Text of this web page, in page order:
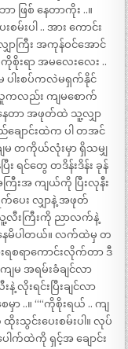
ဖြစ် နေတာကိုး ..။
စမ်းပါ .. အား ကောင်း
ာကြီး အကုန်ဝင်အောင်
ကိုစိုးရာ အမလေးလေး ..
ပါးစပ်ကလဲမရှက်နိုင်
ကလည်း ကျမစောက်
နေတာ အဖုတ်ထဲ သူ့လျှာ
ျောင်းထဲက ပါ တအင်
တကိုယ်လုံးမှာ ရှိသမျှ
း ရင်တွေ တဒိန်းဒိန်း ခုန်
းအ ကျယ်ကို ပြီးလုနီး
ပေး လျှာနဲ့ အဖုတ်
သူ့လီးကြီးကို ညာလက်နဲ့
ေမိပါတယ်။ လက်ထဲမှ တ
ရစရာကောင်းလိုက်တာ ဒီ
မ အရမ်းခံချင်လာ
လိုးရင်းပြီးချင်လာ
..။ ““ကိုစိုးရယ် .. ကျ
သွင်းပေးစမ်းပါ။ လုပ်
ါက်ထဲကို ရှင့်အ ချောင်း